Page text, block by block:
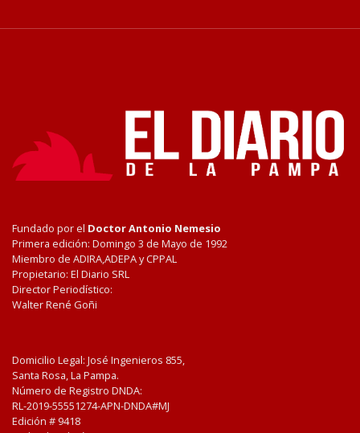
Fundado por el Doctor Antonio Nemesio
Primera edición: Domingo 3 de Mayo de 1992
Miembro de ADIRA,ADEPA y CPPAL
Propietario: El Diario SRL
Director Periodístico:
Walter René Goñi
Domicilio Legal: José Ingenieros 855,
Santa Rosa, La Pampa.
Número de Registro DNDA:
RL-2019-55551274-APN-DNDA#MJ
Edición # 9418